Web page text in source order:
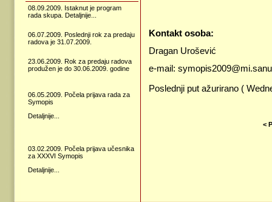
08.09.2009. Istaknut je program
rada skupa. Detaljnije...
06.07.2009. Poslednji rok za predaju
radova je 31.07.2009.
23.06.2009. Rok za predaju radova
produžen je do 30.06.2009. godine
06.05.2009. Počela prijava rada za
Symopis
Detaljnije...
03.02.2009. Počela prijava učesnika
za XXXVI Symopis
Detaljnije...
Kontakt osoba:
Dragan Urošević
e-mail:
Poslednji put ažurirano (
<